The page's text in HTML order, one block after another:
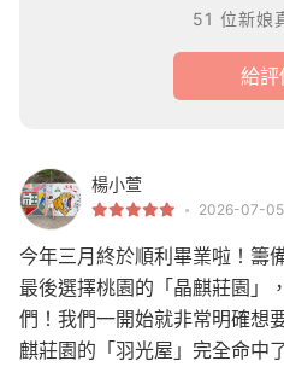
51 位新娘
給評
楊小萱
2026-07-05
今年三月終於順利畢業啦！籌
最後選擇桃園的「晶麒莊園」
們！我們一開始就非常明確想
麒莊園的「羽光屋」完全命中